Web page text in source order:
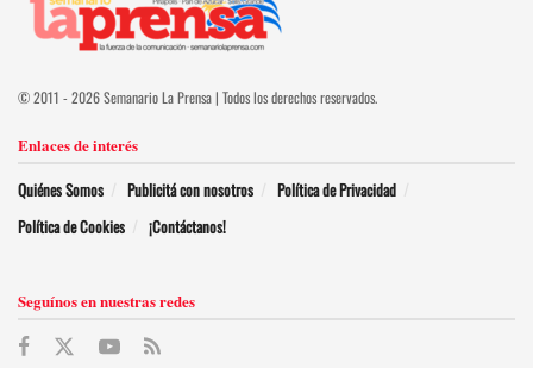
© 2011 - 2026 Semanario La Prensa | Todos los derechos reservados.
Enlaces de interés
Quiénes Somos Publicitá con nosotros
Política de Privacidad
Política de Cookies
¡Contáctanos!
Seguínos en nuestras redes